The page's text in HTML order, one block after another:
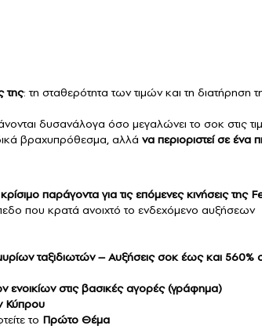
της: τη σταθερότητα των τιμών και τη διατήρηση
δυσανάλογα όσο μεγαλώνει το σοκ στις
βραχυπρόθεσμα, αλλά να περιοριστεί σε ένα
παράγοντα για τις επόμενες κινήσεις της
που κρατά ανοιχτό το ενδεχόμενο αυξήσεων
ταξιδιωτών – Αυξήσεις σοκ έως και 560%
ενοικίων στις βασικές αγορές (γράφημα)
Κύπρου
το Πρώτο Θέμα